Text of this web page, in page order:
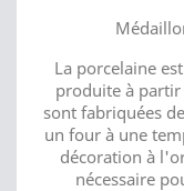
La porcelaine
produite à
sont fabriquées
un four à une
décoration à
nécessaire